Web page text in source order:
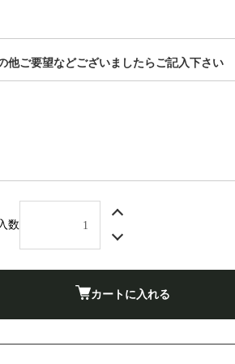
他ご要望などございましたらご記入下さい
数
カートに入れる